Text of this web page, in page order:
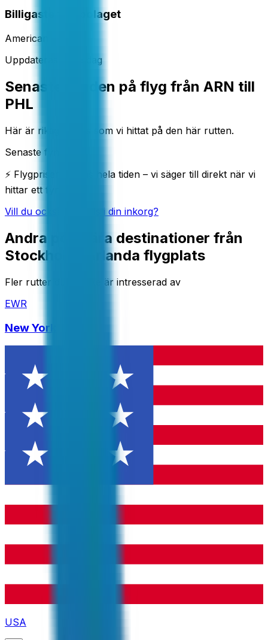
Billigaste flygbolaget
American
Uppdateras varje dag
Senaste fynden på flyg från ARN till
PHL
Här är riktiga deals som vi hittat på den här rutten.
Senaste fynd
⚡ Flygpriser ändras hela tiden – vi säger till direkt när vi
hittar ett fynd.
Vill du också få deals i din inkorg?
Andra populära destinationer från
Stockholm-Arlanda flygplats
Fler rutter du kanske är intresserad av
EWR
New York
USA